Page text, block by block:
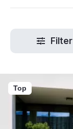
Filter
Top